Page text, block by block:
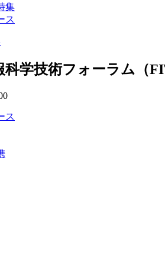
集
ス
科学技術フォーラム（
ス